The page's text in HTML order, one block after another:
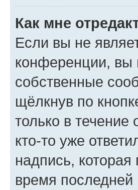
Как мне
Если вы не
конференции, вы
собственные
щёлкнув по
только в течение
кто-то уже
надпись, которая
время последней